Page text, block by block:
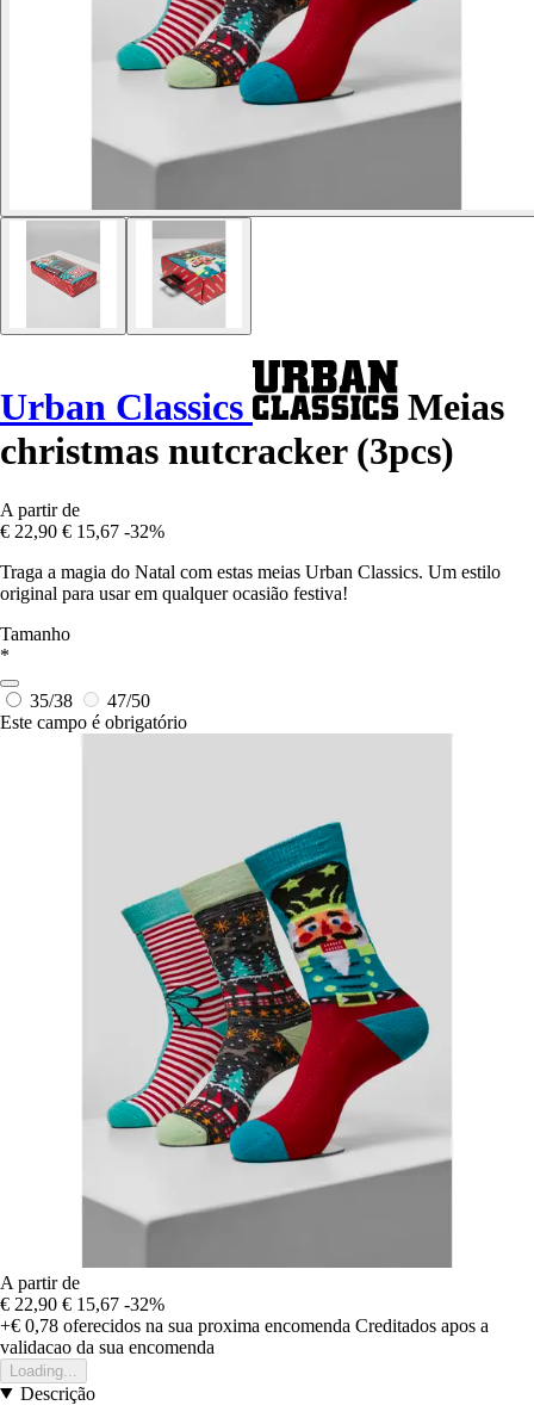
Urban Classics
Meias
christmas nutcracker (3pcs)
A partir de
€ 22,90 € 15,67 -32%
Traga a magia do Natal com estas meias Urban Classics. Um estilo
original para usar em qualquer ocasião festiva!
Tamanho
*
35/38
47/50
Este campo é obrigatório
A partir de
€ 22,90 € 15,67 -32%
+€ 0,78 oferecidos na sua proxima encomenda Creditados apos a
validacao da sua encomenda
Loading...
Descrição